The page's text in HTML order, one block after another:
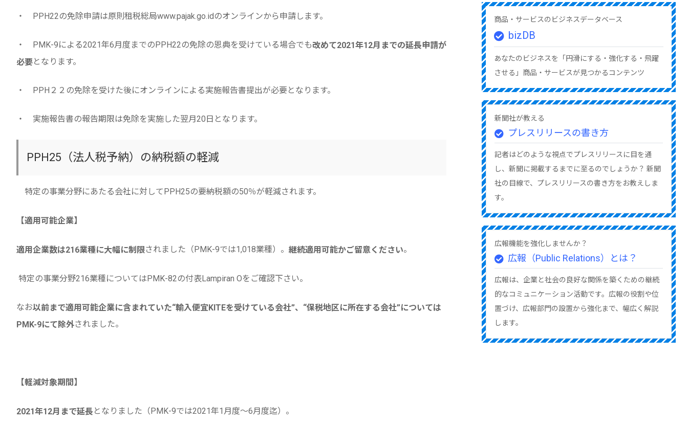
・ PPH22の免除申請は原則租税総局www.pajak.go.idのオンラインから申請します。
・ PMK-9による2021年6月度までのPPH22の免除の恩典を受けている場合でも改めて2021年12月までの延長申請が
必要となります。
・ PPH２２の免除を受けた後にオンラインによる実施報告書提出が必要となります。
・ 実施報告書の報告期限は免除を実施した翌月20日となります。
PPH25（法人税予納）の納税額の軽減
特定の事業分野にあたる会社に対してPPH25の要納税額の50％が軽減されます。
【適用可能企業】
適用企業数は216業種に大幅に制限されました（PMK-9では1,018業種）。 継続適用可能かご留意ください。
特定の事業分野216業種についてはPMK-82の付表Lampiran Oをご確認下さい。
なお以前まで適用可能企業に含まれていた“輸入便宜KITEを受けている会社”、“保税地区に所在する会社”については
PMK-9にて除外されました。
【軽減対象期間】
2021年12月まで延長 となりました（PMK-9では2021年1月度～6月度迄）。
商品・サービスのビジネスデータベース
bizDB
あなたのビジネスを「円滑にする・強化する・飛躍
させる」商品・サービスが見つかるコンテンツ
新聞社が教える
プレスリリースの書き方
記者はどのような視点でプレスリリースに目を通
し、新聞に掲載するまでに至るのでしょうか？ 新聞
社の目線で、プレスリリースの書き方をお教えしま
す。
広報機能を強化しませんか？
広報（Public Relations）とは？
広報は、企業と社会の良好な関係を築くための継続
的なコミュニケーション活動です。広報の役割や位
置づけ、広報部門の設置から強化まで、幅広く解説
します。